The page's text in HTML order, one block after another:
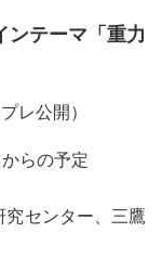
テーマ「重力
レ公開）
らの予定
センター、三鷹